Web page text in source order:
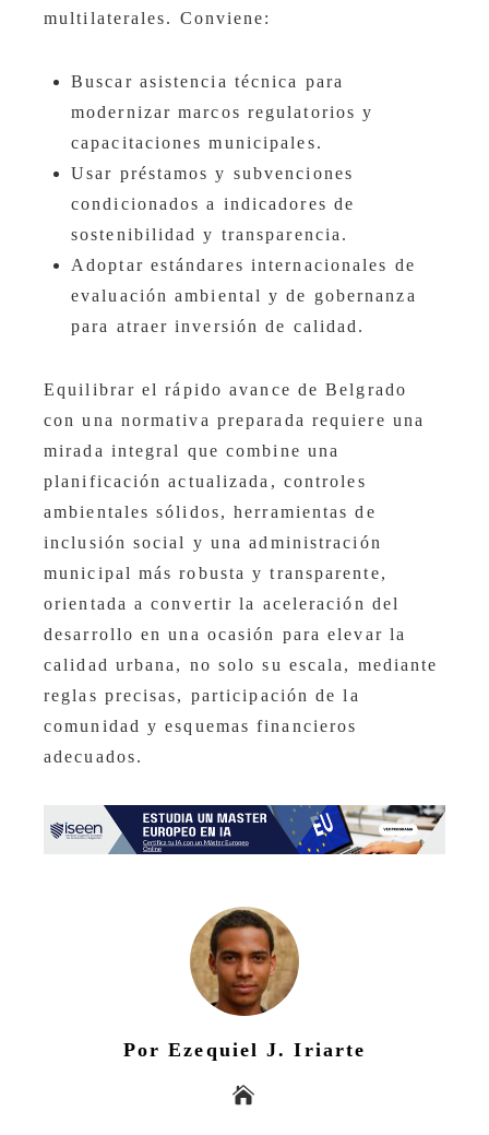
multilaterales. Conviene:
Buscar asistencia técnica para
modernizar marcos regulatorios y
capacitaciones municipales.
Usar préstamos y subvenciones
condicionados a indicadores de
sostenibilidad y transparencia.
Adoptar estándares internacionales de
evaluación ambiental y de gobernanza
para atraer inversión de calidad.
Equilibrar el rápido avance de Belgrado
con una normativa preparada requiere una
mirada integral que combine una
planificación actualizada, controles
ambientales sólidos, herramientas de
inclusión social y una administración
municipal más robusta y transparente,
orientada a convertir la aceleración del
desarrollo en una ocasión para elevar la
calidad urbana, no solo su escala, mediante
reglas precisas, participación de la
comunidad y esquemas financieros
adecuados.
Por Ezequiel J. Iriarte